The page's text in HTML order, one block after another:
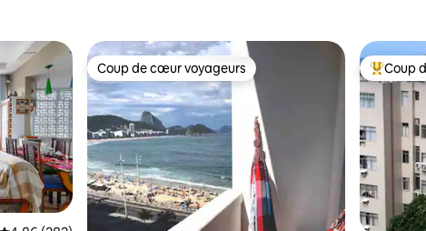
Coup de cœur voyageurs
Coup de cœur voyageurs Coups
Coup